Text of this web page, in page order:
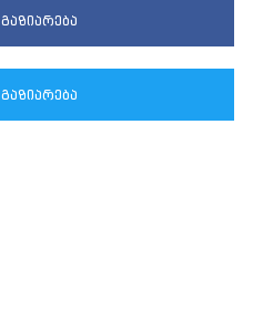
გაზიარება
გაზიარება